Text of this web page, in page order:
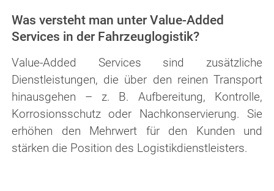
Was versteht man unter Value-Added
Services in der Fahrzeuglogistik?
Value-Added Services sind zusätzliche
Dienstleistungen, die über den reinen Transport
hinausgehen – z. B. Aufbereitung, Kontrolle,
Korro­sions­schutz oder Nachkonservierung. Sie
erhöhen den Mehrwert für den Kunden und
stärken die Position des Logistikdienstleisters.